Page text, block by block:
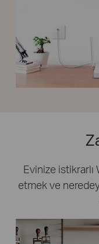
Evinize
etmek ve